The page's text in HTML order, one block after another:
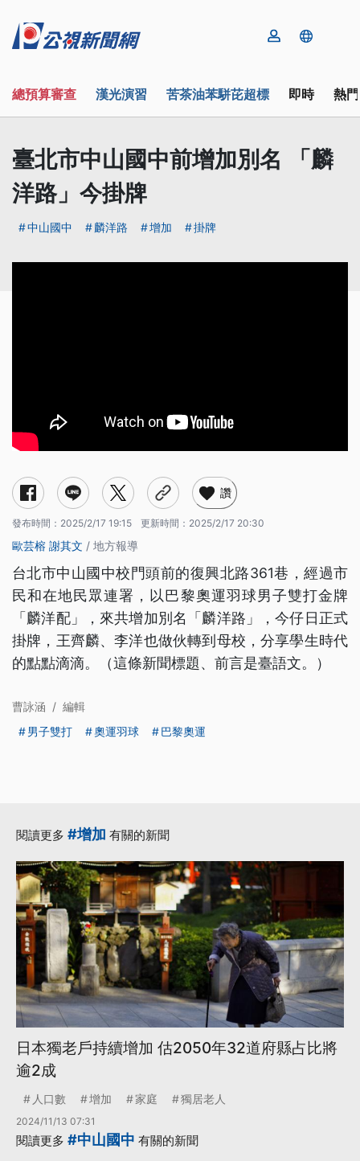
總預算審查 漢光演習 苦茶油苯駢芘超標 即時 熱
臺北市中山國中前增加別名 「麟
洋路」今掛牌
中山國中 麟洋路 增加 掛牌
讚
發布時間： 2025/2/17 19:15 更新時間： 2025/2/17 20:30
歐芸榕 謝其文 / 地方報導
台北市中山國中校門頭前的復興北路361巷，經過市
民和在地民眾連署，以巴黎奧運羽球男子雙打金牌
「麟洋配」，來共增加別名「麟洋路」，今仔日正式
掛牌，王齊麟、李洋也做伙轉到母校，分享學生時代
的點點滴滴。（這條新聞標題、前言是臺語文。）
曹詠涵 / 編輯
男子雙打
奧運羽球 巴黎奧運
閱讀更多 #增加 有關的新聞
日本獨老戶持續增加 估2050年32道府縣占比將
逾2成
人口數 增加 家庭 獨居老人
2024/11/13 07:31
閱讀更多 #中山國中 有關的新聞